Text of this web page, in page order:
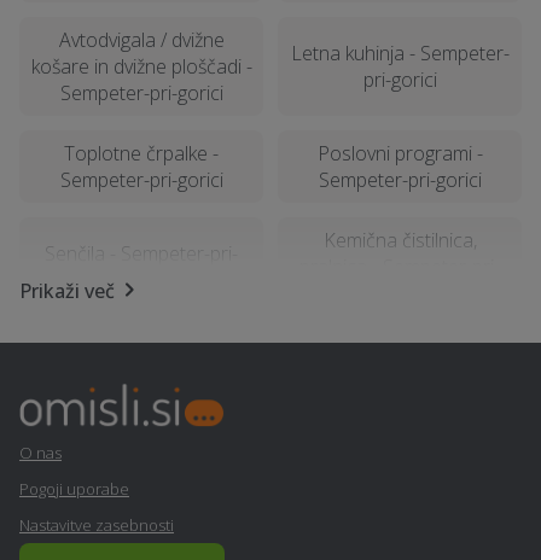
Avtodvigala / dvižne
košare in dvižne ploščadi -
Sempeter-pri-gorici
Letna kuhinja - Sempeter-
pri-gorici
Toplotne črpalke -
Sempeter-pri-gorici
Poslovni programi -
Sempeter-pri-gorici
Senčila - Sempeter-pri-
gorici
Kemična čistilnica,
Sempeter-pri-gorici
Sempeter-pri-gorici
Prikaži več
O nas
Pogoji uporabe
Nastavitve zasebnosti